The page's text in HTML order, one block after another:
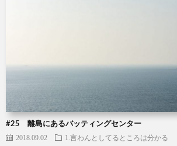
#25 離島にあるバッティングセンター
2018.09.02 1.言わんとしてるところは分かる